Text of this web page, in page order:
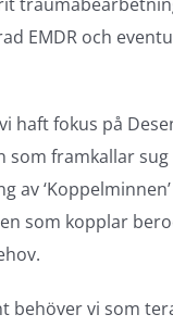
EMDR och
haft fokus på
som framkallar sug
av
som kopplar
behöver vi som